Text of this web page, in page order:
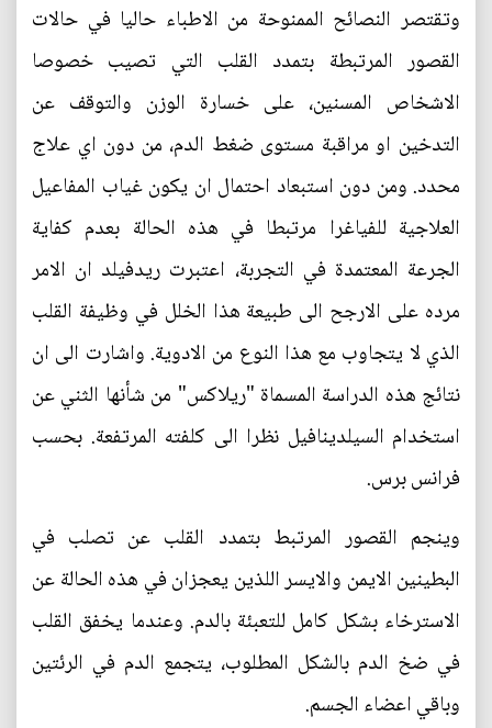
وتقتصر النصائح الممنوحة من الاطباء حاليا في حالات
القصور المرتبطة بتمدد القلب التي تصيب خصوصا
الاشخاص المسنين، على خسارة الوزن والتوقف عن
التدخين او مراقبة مستوى ضغط الدم، من دون اي علاج
محدد. ومن دون استبعاد احتمال ان يكون غياب المفاعيل
العلاجية للفياغرا مرتبطا في هذه الحالة بعدم كفاية
الجرعة المعتمدة في التجربة، اعتبرت ريدفيلد ان الامر
مرده على الارجح الى طبيعة هذا الخلل في وظيفة القلب
الذي لا يتجاوب مع هذا النوع من الادوية. واشارت الى ان
نتائج هذه الدراسة المسماة "ريلاكس" من شأنها الثني عن
استخدام السيلدينافيل نظرا الى كلفته المرتفعة. بحسب
فرانس برس.
وينجم القصور المرتبط بتمدد القلب عن تصلب في
البطينين الايمن والايسر اللذين يعجزان في هذه الحالة عن
الاسترخاء بشكل كامل للتعبئة بالدم. وعندما يخفق القلب
في ضخ الدم بالشكل المطلوب، يتجمع الدم في الرئتين
وباقي اعضاء الجسم.